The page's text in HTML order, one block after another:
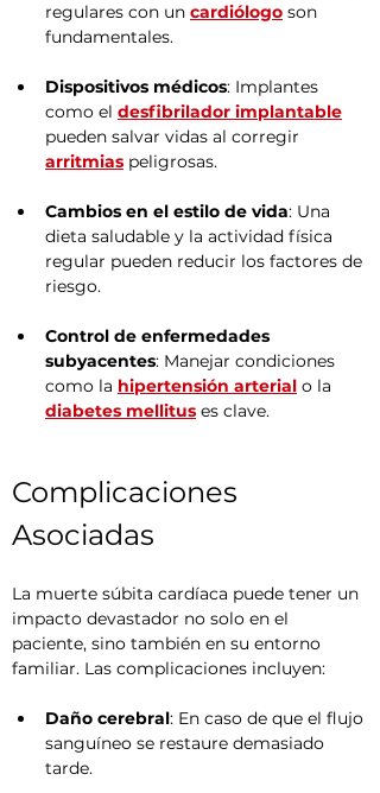
regulares con un cardiólogo son
fundamentales.
Dispositivos médicos: Implantes
como el desfibrilador implantable
pueden salvar vidas al corregir
arritmias peligrosas.
Cambios en el estilo de vida: Una
dieta saludable y la actividad física
regular pueden reducir los factores de
riesgo.
Control de enfermedades
subyacentes: Manejar condiciones
como la hipertensión arterial o la
diabetes mellitus es clave.
Complicaciones
Asociadas
La muerte súbita cardíaca puede tener un
impacto devastador no solo en el
paciente, sino también en su entorno
familiar. Las complicaciones incluyen:
Daño cerebral: En caso de que el flujo
sanguíneo se restaure demasiado
tarde.